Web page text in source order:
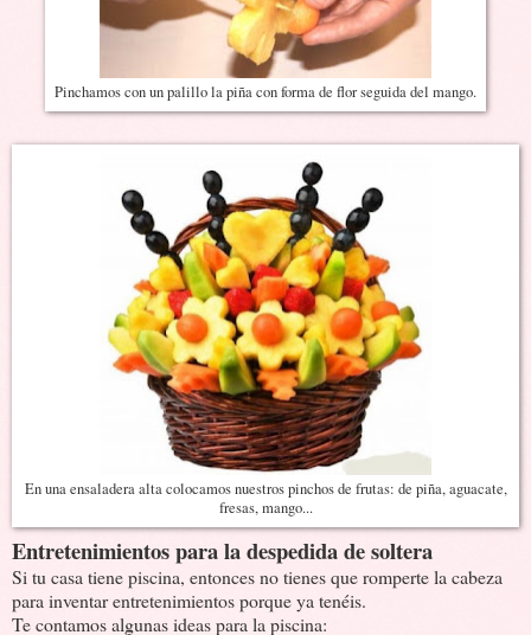
Pinchamos con un palillo la piña con forma de flor seguida del mango.
En una ensaladera alta colocamos nuestros pinchos de frutas: de piña, aguacate,
fresas, mango...
Entretenimientos para la despedida de soltera
Si tu casa tiene piscina, entonces no tienes que romperte la cabeza
para inventar entretenimientos porque ya tenéis.
Te contamos algunas ideas para la piscina: